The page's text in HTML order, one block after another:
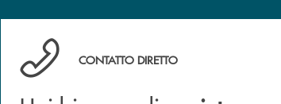
Hai bisogno di assistenza immediata?
CONTATTO DIRETTO